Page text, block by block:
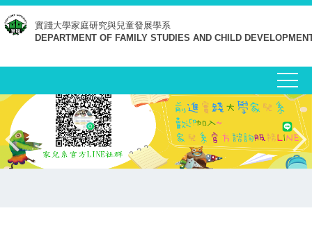
跳
到
要
容
區
實踐大學家庭研究與兒童發展學系
DEPARTMENT OF FAMILY STUDIES AND CHILD